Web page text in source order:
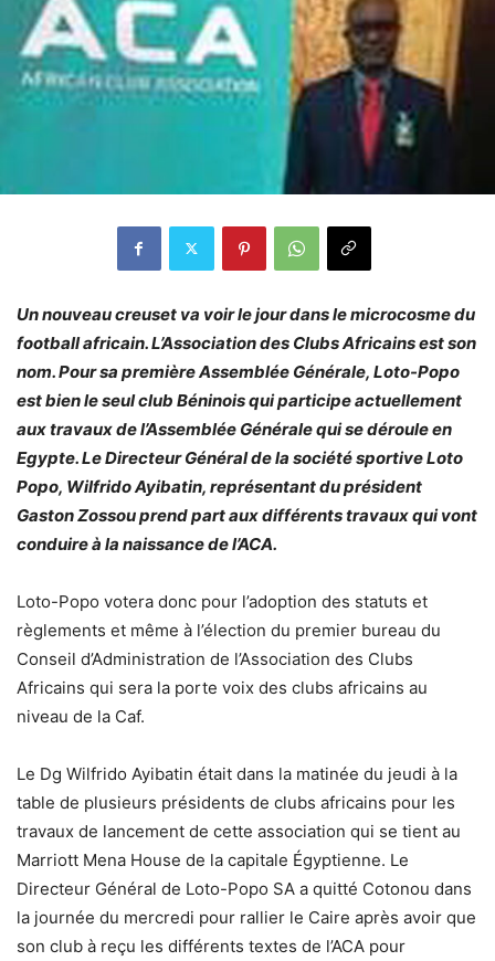
Un nouveau creuset va voir le jour dans le microcosme du
football africain. L’Association des Clubs Africains est son
nom. Pour sa première Assemblée Générale, Loto-Popo
est bien le seul club Béninois qui participe actuellement
aux travaux de l’Assemblée Générale qui se déroule en
Egypte. Le Directeur Général de la société sportive Loto
Popo, Wilfrido Ayibatin, représentant du président
Gaston Zossou prend part aux différents travaux qui vont
conduire à la naissance de l’ACA.
Loto-Popo votera donc pour l’adoption des statuts et
règlements et même à l’élection du premier bureau du
Conseil d’Administration de l’Association des Clubs
Africains qui sera la porte voix des clubs africains au
niveau de la Caf.
Le Dg Wilfrido Ayibatin était dans la matinée du jeudi à la
table de plusieurs présidents de clubs africains pour les
travaux de lancement de cette association qui se tient au
Marriott Mena House de la capitale Égyptienne. Le
Directeur Général de Loto-Popo SA a quitté Cotonou dans
la journée du mercredi pour rallier le Caire après avoir que
son club à reçu les différents textes de l’ACA pour